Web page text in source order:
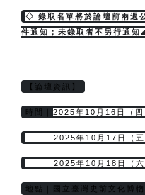
◇ 錄取名單將於論壇前兩週
件通知；未錄取者不另行通知
【論壇資訊】
時間｜ 2025年10月16日（
2025年10月17日（五
2025年10月18日（六
地點｜國立臺灣史前文化博